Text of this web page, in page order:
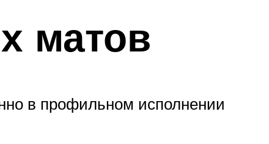
матов
в профильном исполнении